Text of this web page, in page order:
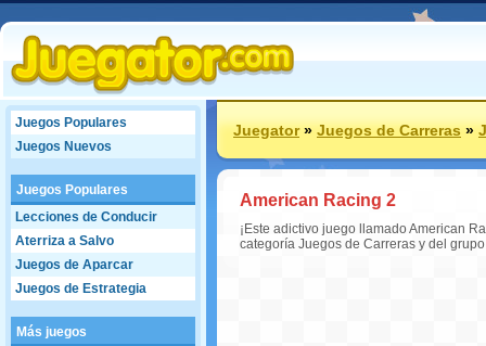
Juegos Populares
Juegos Nuevos
Juegos Populares
Lecciones de Conducir
Aterriza a Salvo
Juegos de Aparcar
Juegos de Estrategia
Más juegos
Juegator»Juegos de Carreras»
American Racing 2
¡Este adictivo juego llamado American
categoría Juegos de Carreras y del